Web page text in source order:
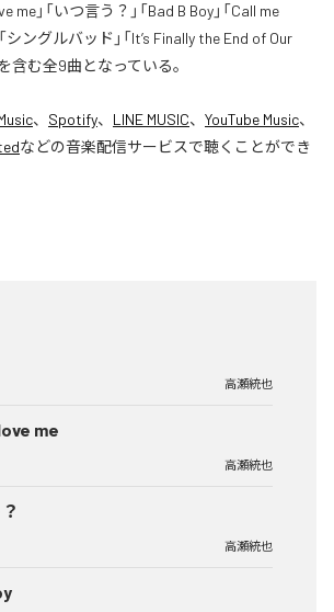
me」「いつ言う？」「Bad B Boy」「Call me
シングルバッド」「It’s Finally the End of Our
含む全9曲となっている。
、 Spotify、 LINE MUSIC、 YouTube Music、
などの音楽配信サービスで聴くことができ
高瀬統也
me
高瀬統也
高瀬統也